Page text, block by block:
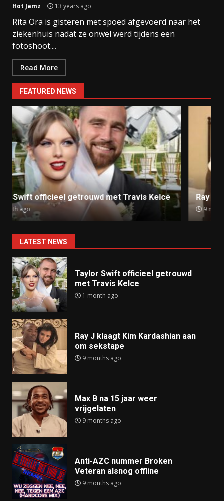
Hot Jamz 13 years ago
Rita Ora is gisteren met spoed afgevoerd naar het
ziekenhuis nadat ze onwel werd tijdens een
fotoshoot....
Read More
FEATURED NEWS
Ray J klaagt Kim Kardashian aan om sekstape
9 months ago
LATEST NEWS
Taylor Swift officieel getrouwd
met Travis Kelce
1 month ago
Ray J klaagt Kim Kardashian aan
om sekstape
9 months ago
Max B na 15 jaar weer
vrijgelaten
9 months ago
Anti-AZC nummer Broken
Veteran alsnog offline
9 months ago